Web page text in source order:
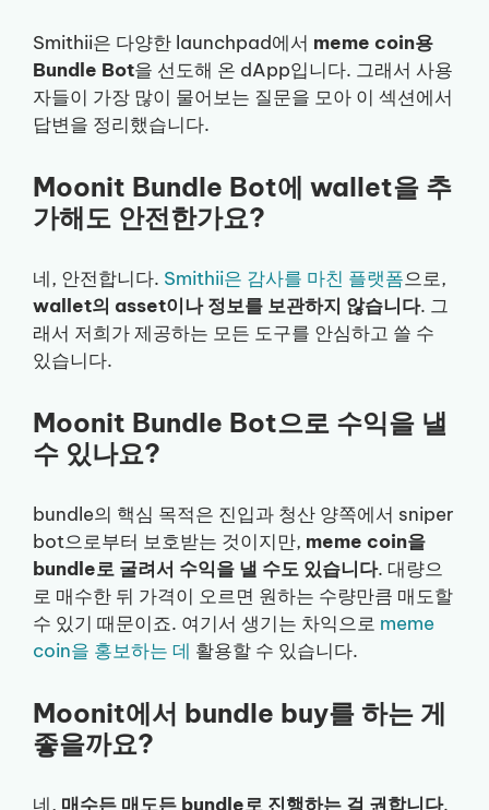
Smithii은 다양한 launchpad에서 meme coin용
Bundle Bot을 선도해 온 dApp입니다. 그래서 사용
자들이 가장 많이 물어보는 질문을 모아 이 섹션에서
답변을 정리했습니다.
Moonit Bundle Bot에 wallet을 추
가해도 안전한가요?
네, 안전합니다. Smithii은 감사를 마친 플랫폼으로,
wallet의 asset이나 정보를 보관하지 않습니다. 그
래서 저희가 제공하는 모든 도구를 안심하고 쓸 수
있습니다.
Moonit Bundle Bot으로 수익을 낼
수 있나요?
bundle의 핵심 목적은 진입과 청산 양쪽에서 sniper
bot으로부터 보호받는 것이지만, meme coin을
bundle로 굴려서 수익을 낼 수도 있습니다. 대량으
로 매수한 뒤 가격이 오르면 원하는 수량만큼 매도할
수 있기 때문이죠. 여기서 생기는 차익으로 meme
coin을 홍보하는 데 활용할 수 있습니다.
Moonit에서 bundle buy를 하는 게
좋을까요?
네, 매수든 매도든 bundle로 진행하는 걸 권합니다.